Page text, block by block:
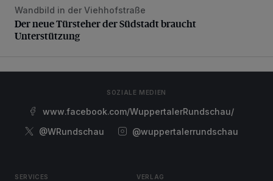
Der neue Türsteher der Südstadt braucht Unterstützung
Wandbild in der Viehhofstraße
Der neue Türsteher der Südstadt braucht
Unterstützung
SOZIALE MEDIEN
www.facebook.com/WuppertalerRundschau/
@WRundschau
@wuppertalerrundschau
SERVICES VERLAG